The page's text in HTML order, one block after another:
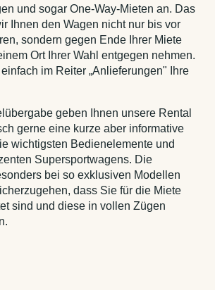
und sogar One-Way-Mieten an. Das
Ihnen den Wagen nicht nur bis vor
sondern gegen Ende Ihrer Miete
Ort Ihrer Wahl entgegen nehmen.
im Reiter „Anlieferungen" Ihre
geben Ihnen unsere Rental
gerne eine kurze aber informative
wichtigsten Bedienelemente und
Supersportwagens. Die
bei so exklusiven Modellen
dass Sie für die Miete
sind und diese in vollen Zügen